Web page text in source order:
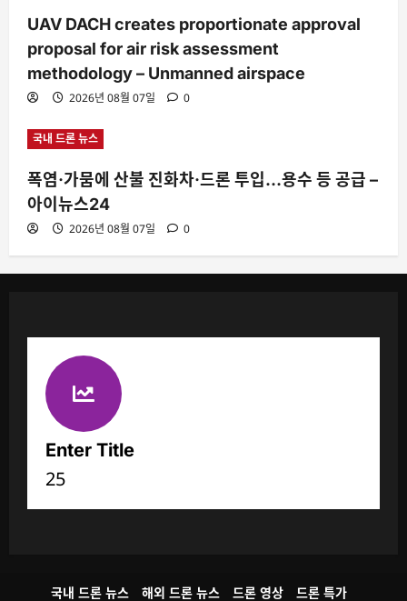
UAV DACH creates proportionate approval
proposal for air risk assessment
methodology – Unmanned airspace
2026년 08월 07일 0
국내 드론 뉴스
폭염·가뭄에 산불 진화차·드론 투입…용수 등 공급 –
아이뉴스24
2026년 08월 07일 0
Enter Title
25
국내 드론 뉴스 해외 드론 뉴스 드론 영상 드론 특가